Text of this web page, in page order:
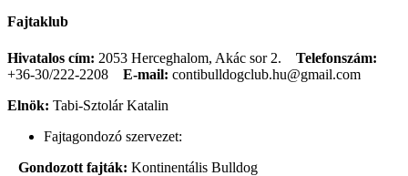
Fajtaklub
Hivatalos cím: 2053 Herceghalom, Akác sor 2. Telefonszám:
+36-30/222-2208
E-mail: contibulldogclub.hu@gmail.com
Elnök: Tabi-Sztolár Katalin
Fajtagondozó szervezet:
Gondozott fajták: Kontinentális Bulldog